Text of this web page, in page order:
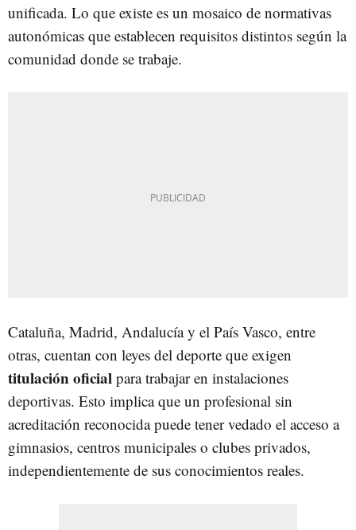
unificada. Lo que existe es un mosaico de normativas
autonómicas que establecen requisitos distintos según la
comunidad donde se trabaje.
Cataluña, Madrid, Andalucía y el País Vasco, entre
otras, cuentan con leyes del deporte que exigen
titulación oficial para trabajar en instalaciones
deportivas. Esto implica que un profesional sin
acreditación reconocida puede tener vedado el acceso a
gimnasios, centros municipales o clubes privados,
independientemente de sus conocimientos reales.